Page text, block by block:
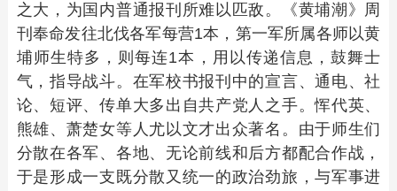
之大，为国内普通报刊所难以匹敌。《黄埔潮》周
刊奉命发往北伐各军每营1本，第一军所属各师以黄
埔师生特多，则每连1本，用以传递信息，鼓舞士
气，指导战斗。在军校书报刊中的宣言、通电、社
论、短评、传单大多出自共产党人之手。恽代英、
熊雄、萧楚女等人尤以文才出众著名。由于师生们
分散在各军、各地、无论前线和后方都配合作战，
于是形成一支既分散又统一的政治劲旅，与军事进